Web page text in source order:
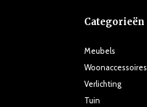
Categorieën
Meubels
Woonaccessoires
Verlichting
Tuin